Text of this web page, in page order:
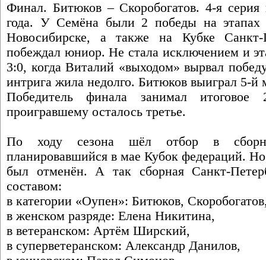
Финал. Битюков – Скоробогатов. 4-я
года. У Семёна были 2 победы на
Новосибирске, а также на Кубке
побеждал юниор. Не стала исключением и
3:0, когда Виталий «выходом» вырвал
интрига жила недолго. Битюков выиграл 5-й
Победитель финала занимал
проигравшему осталось третье.
По ходу сезона шёл отбор в
планировавшийся в мае Кубок федераций.
был отменён. А так сборная Санкт-
составом:
в категории «Оупен»: Битюков,
в женском разряде: Елена Никитина,
в ветеранском: Артём Ширский,
в суперветеранском: Александр Данилов,